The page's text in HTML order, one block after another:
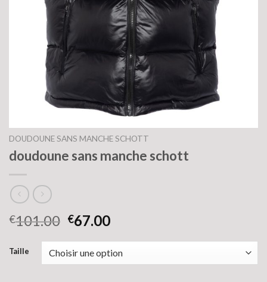
DOUDOUNE SANS MANCHE SCHOTT
doudoune sans manche schott
€101.00 €67.00
Taille